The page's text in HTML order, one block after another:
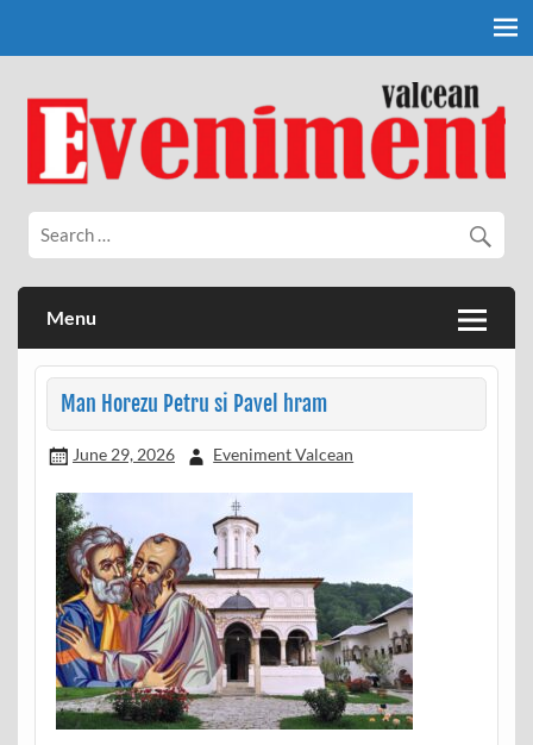
Eveniment Valcean
Menu
Man Horezu Petru si Pavel hram
June 29, 2026 Eveniment Valcean